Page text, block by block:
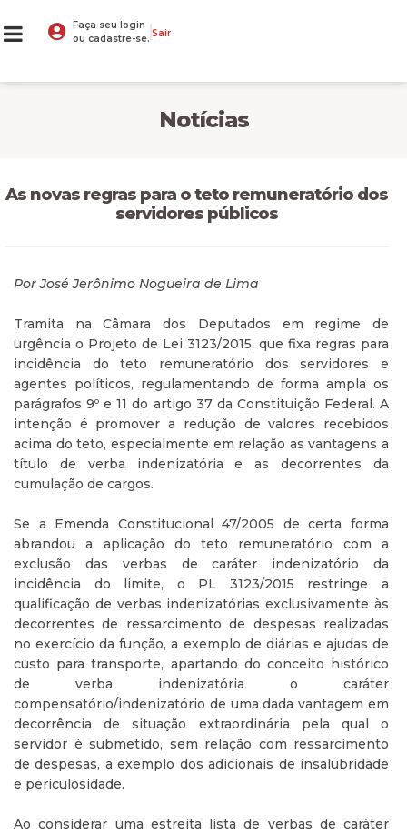
Faça seu login
ou cadastre-se. Sair
Notícias
As novas regras para o teto remuneratório dos
servidores públicos
Por José Jerônimo Nogueira de Lima
Tramita na Câmara dos Deputados em regime de
urgência o Projeto de Lei 3123/2015, que fixa regras para
incidência do teto remuneratório dos servidores e
agentes políticos, regulamentando de forma ampla os
parágrafos 9º e 11 do artigo 37 da Constituição Federal. A
intenção é promover a redução de valores recebidos
acima do teto, especialmente em relação as vantagens a
título de verba indenizatória e as decorrentes da
cumulação de cargos.
Se a Emenda Constitucional 47/2005 de certa forma
abrandou a aplicação do teto remuneratório com a
exclusão das verbas de caráter indenizatório da
incidência do limite, o PL 3123/2015 restringe a
qualificação de verbas indenizatórias exclusivamente às
decorrentes de ressarcimento de despesas realizadas
no exercício da função, a exemplo de diárias e ajudas de
custo para transporte, apartando do conceito histórico
de verba indenizatória o caráter
compensatório/indenizatório de uma dada vantagem em
decorrência de situação extraordinária pela qual o
servidor é submetido, sem relação com ressarcimento
de despesas, a exemplo dos adicionais de insalubridade
e periculosidade.
Ao considerar uma estreita lista de verbas de caráter